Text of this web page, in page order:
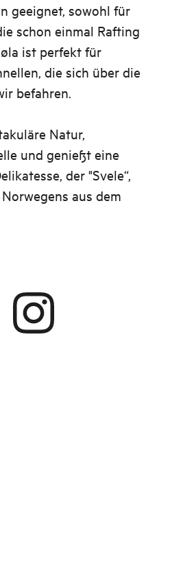
geeignet, sowohl für
schon einmal Rafting
ist perfekt für
die sich über die
befahren.
Natur,
und genießt eine
der "Svele“,
aus dem